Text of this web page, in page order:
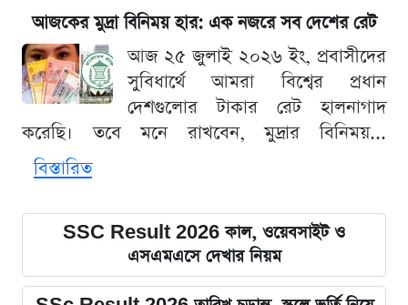
আজকের মুদ্রা বিনিময় হার: এক নজরে সব দেশের রেট
আজ ২৫ জুলাই ২০২৬ ইং, প্রবাসীদের
সুবিধার্থে আমরা বিশ্বের প্রধান
দেশগুলোর টাকার রেট হালনাগাদ
করেছি। তবে মনে রাখবেন, মুদ্রার বিনিময়...
বিস্তারিত
SSC Result 2026 কাল, ওয়েবসাইট ও
এসএমএসে দেখার নিয়ম